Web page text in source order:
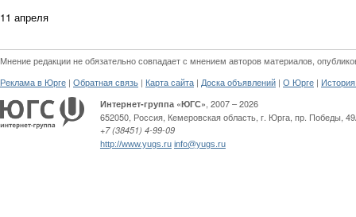
11 апреля
Мнение редакции не обязательно совпадает с мнением авторов материалов,
Реклама в Юрге | Обратная связь | Карта сайта | Доска объявлений | О Юрге |
Интернет-группа «ЮГС» , 2007 – 2026
652050, Россия, Кемеровская область, г. Юрга, пр. Победы,
+7 (38451) 4-99-09
http://www.yugs.ru info@yugs.ru